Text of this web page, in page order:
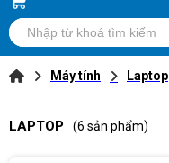
Máy tính Laptop
LAPTOP (6 sản phẩm)